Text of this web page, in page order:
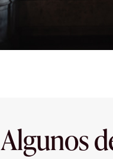
Algunos